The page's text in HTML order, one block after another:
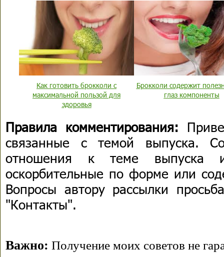
Как готовить брокколи с
максимальной пользой для
здоровья
Брокколи содержит
глаз компоненты
Правила комментирования:
связанные с темой выпуска.
отношения к теме выпуска
оскорбительные по форме или
Вопросы автору рассылки
"Контакты".
Важно: Получение моих советов не